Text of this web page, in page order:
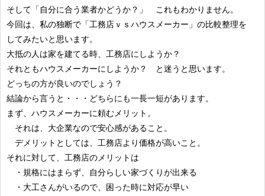
そして「自分に合う業者かどうか？」 これもわかりません。
今回は、私の独断で「工務店ｖｓハウスメーカー」の比較整理を
してみたいと思います。
大抵の人は家を建てる時、工務店にしようか？
それともハウスメーカーにしようか？ と迷うと思います。
どっちの方が良いのでしょう？
結論から言うと・・・どちらにも一長一短があります。
まず、ハウスメーカーに頼むメリット。
それは、大企業なので安心感があること。
デメリットとしては、工務店より価格が高いこと。
それに対して、工務店のメリットは
・規格にはまらず、自分らしい家づくりが出来る
・大工さんがいるので、困った時に対応が早い